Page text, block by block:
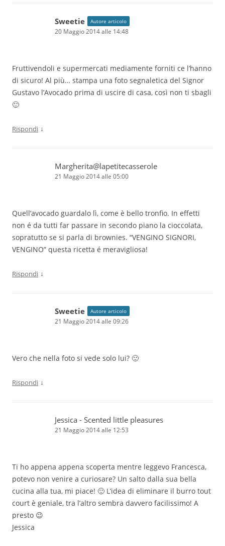
Sweetie Autore articolo
20 Maggio 2014 alle 14:48
Fruttivendoli e supermercati mediamente forniti ce l’hanno
di sicuro! Al più… stampa una foto segnaletica del Signor
Gustavo l’Avocado prima di uscire di casa, così non ti sbagli
🙂
Rispondi ↓
Margherita@lapetitecasserole
21 Maggio 2014 alle 05:00
Quell’avocado guardalo lì, come è bello tronfio. In effetti
non é da tutti far passare in secondo piano la cioccolata,
sopratutto se si parla di brownies. “VENGINO SIGNORI,
VENGINO” questa ricetta é meravigliosa!
Rispondi ↓
Sweetie Autore articolo
21 Maggio 2014 alle 09:26
Vero che nella foto si vede solo lui? 🙂
Rispondi ↓
Jessica - Scented little pleasures
21 Maggio 2014 alle 12:53
Ti ho appena appena scoperta mentre leggevo Francesca,
potevo non venire a curiosare? Un salto dalla sua bella
cucina alla tua, mi piace! 🙂 L’idea di eliminare il burro tout
court è geniale, tra l’altro sembra davvero facilissimo! A
presto 😉
Jessica